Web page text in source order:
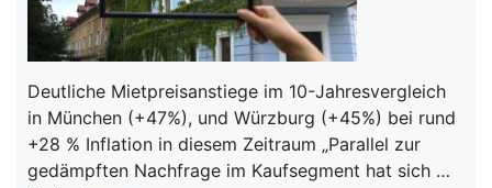
Deutliche Mietpreisanstiege im 10-Jahresvergleich
in München (+47%), und Würzburg (+45%) bei rund
+28 % Inflation in diesem Zeitraum „Parallel zur
gedämpften Nachfrage im Kaufsegment hat sich …